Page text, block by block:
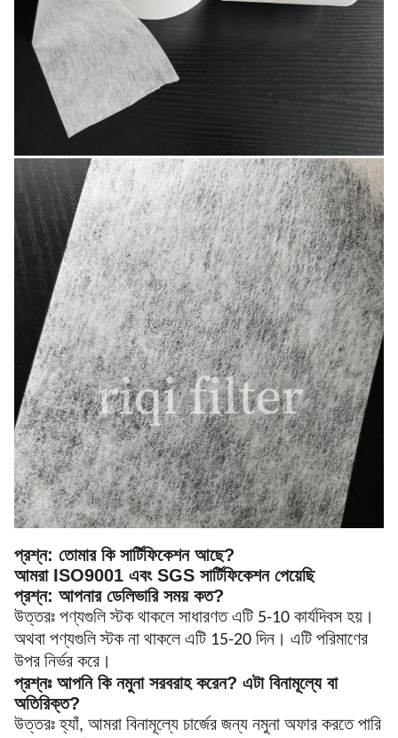
প্রশ্ন: তোমার কি সার্টিফিকেশন আছে?
আমরা ISO9001 এবং SGS সার্টিফিকেশন পেয়েছি
প্রশ্ন: আপনার ডেলিভারি সময় কত?
উত্তরঃ পণ্যগুলি স্টক থাকলে সাধারণত এটি 5-10 কার্যদিবস হয়।
অথবা পণ্যগুলি স্টক না থাকলে এটি 15-20 দিন। এটি পরিমাণের
উপর নির্ভর করে।
প্রশ্নঃ আপনি কি নমুনা সরবরাহ করেন? এটা বিনামূল্যে বা
অতিরিক্ত?
উত্তরঃ হ্যাঁ, আমরা বিনামূল্যে চার্জের জন্য নমুনা অফার করতে পারি